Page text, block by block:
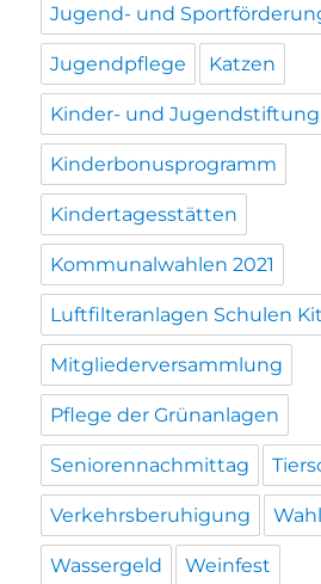
Jugend- und
Jugendpflege Katzen
Kinder- und Jugendstiftung
Kinderbonusprogramm
Kindertagesstätten
Kommunalwahlen 2021
Luftfilteranlagen Schulen
Mitgliederversammlung
Pflege der Grünanlagen
Seniorennachmittag
Verkehrsberuhigung
Wassergeld Weinfest